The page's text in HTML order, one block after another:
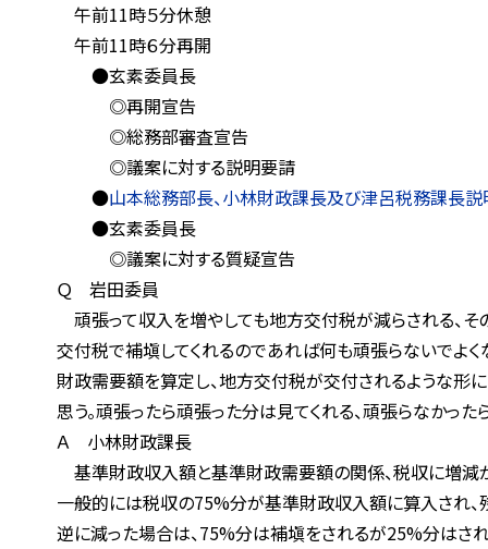
午前11時５分休憩
午前11時６分再開
●玄素委員長
◎再開宣告
◎総務部審査宣告
◎議案に対する説明要請
●山本総務部長、小林財政課長及び津呂税務課長説
●玄素委員長
◎議案に対する質疑宣告
Ｑ 岩田委員
頑張って収入を増やしても地方交付税が減らされる、その
交付税で補塡してくれるのであれば何も頑張らないでよく
財政需要額を算定し、地方交付税が交付されるような形に
思う。頑張ったら頑張った分は見てくれる、頑張らなかった
Ａ 小林財政課長
基準財政収入額と基準財政需要額の関係、税収に増減が
一般的には税収の75%分が基準財政収入額に算入され、
逆に減った場合は、75%分は補塡をされるが25%分はされ